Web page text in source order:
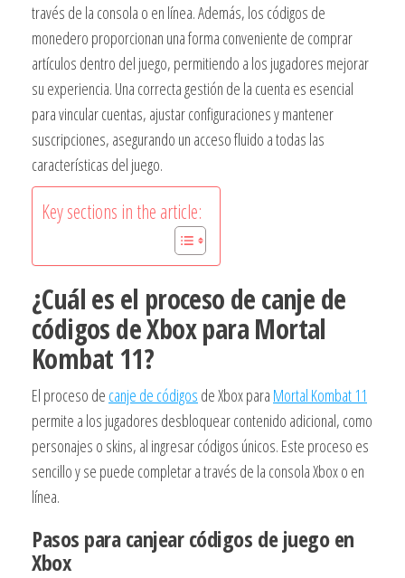
través de la consola o en línea. Además, los códigos de
monedero proporcionan una forma conveniente de comprar
artículos dentro del juego, permitiendo a los jugadores mejorar
su experiencia. Una correcta gestión de la cuenta es esencial
para vincular cuentas, ajustar configuraciones y mantener
suscripciones, asegurando un acceso fluido a todas las
características del juego.
Key sections in the article:
¿Cuál es el proceso de canje de
códigos de Xbox para Mortal
Kombat 11?
El proceso de canje de códigos de Xbox para Mortal Kombat 11
permite a los jugadores desbloquear contenido adicional, como
personajes o skins, al ingresar códigos únicos. Este proceso es
sencillo y se puede completar a través de la consola Xbox o en
línea.
Pasos para canjear códigos de juego en
Xbox